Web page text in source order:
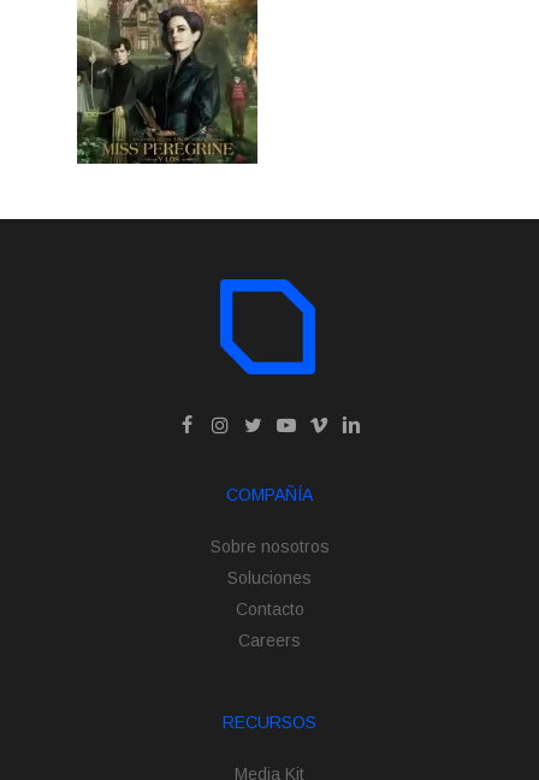
COMPAÑÍA
Sobre nosotros
Soluciones
Contacto
Careers
RECURSOS
Media Kit